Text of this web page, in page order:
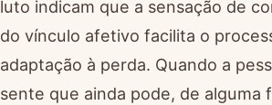
luto indicam que a sensação de
do vínculo afetivo facilita o
adaptação à perda. Quando a
sente que ainda pode, de alguma